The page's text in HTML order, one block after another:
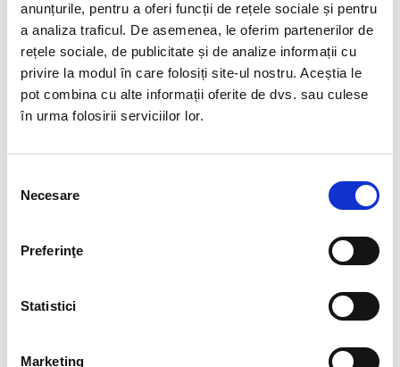
anunțurile, pentru a oferi funcții de rețele sociale și pentru
a analiza traficul. De asemenea, le oferim partenerilor de
rețele sociale, de publicitate și de analize informații cu
privire la modul în care folosiți site-ul nostru. Aceștia le
pot combina cu alte informații oferite de dvs. sau culese
în urma folosirii serviciilor lor.
consimțământului
Necesare
Preferinţe
Statistici
Marketing
Poartă nuanțele cerului care se oglindesc în mare și aduce
claritate în gânduri.
Inspiră echilibru, comunicare sinceră și încredere în propriul
drum.
Este piatra celor care caută pace, dar și forța de a merge
mai departe.
tăcere.
*Pozele sunt realizate cu aparat profesionist sub lumina alba.
dispozitivului dumneavoastra (smartphone, tableta, laptop,
monitor).
Pietrele naturale pot prezenta mici imperfectiuni, care nu
inseamna ca sunt defecte.